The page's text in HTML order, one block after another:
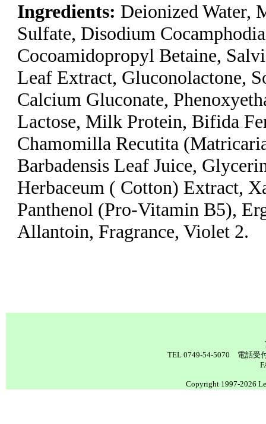
Ingredients: Deionized Water,
Sulfate, Disodium
Cocoamidopropyl Betaine,
Leaf Extract, Gluconolactone,
Calcium Gluconate,
Lactose, Milk Protein, Bifida
Chamomilla Recutita
Barbadensis Leaf Juice,
Herbaceum ( Cotton) Extract,
Panthenol (Pro-Vitamin B5),
Allantoin, Fragrance, Violet 2.
TEL 0749-54-5070 電話受
Copyright 1997-2026